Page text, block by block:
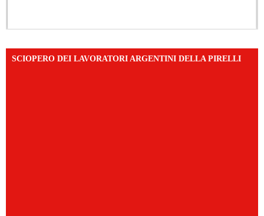
SCIOPERO DEI LAVORATORI ARGENTINI DELLA PIRELLI